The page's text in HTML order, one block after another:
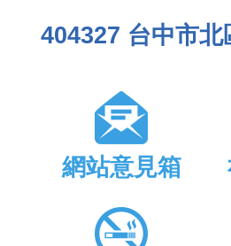
404327 台中市北
網站意見箱